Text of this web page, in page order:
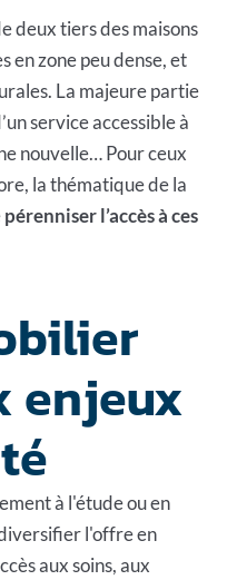
deux tiers des maisons
en zone peu dense, et
La majeure partie
service accessible à
nouvelle… Pour ceux
la thématique de la
pérenniser l’accès à ces
enjeux
à l'étude ou en
l'offre en
aux soins, aux